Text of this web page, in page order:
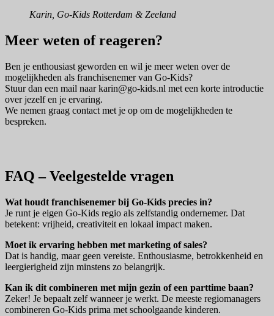
Karin, Go-Kids Rotterdam & Zeeland
Meer weten of reageren?
Ben je enthousiast geworden en wil je meer weten over de
mogelijkheden als franchisenemer van Go-Kids?
Stuur dan een mail naar karin@go-kids.nl met een korte introductie
over jezelf en je ervaring.
We nemen graag contact met je op om de mogelijkheden te
bespreken.
FAQ – Veelgestelde vragen
Wat houdt franchisenemer bij Go-Kids precies in?
Je runt je eigen Go-Kids regio als zelfstandig ondernemer. Dat
betekent: vrijheid, creativiteit en lokaal impact maken.
Moet ik ervaring hebben met marketing of sales?
Dat is handig, maar geen vereiste. Enthousiasme, betrokkenheid en
leergierigheid zijn minstens zo belangrijk.
Kan ik dit combineren met mijn gezin of een parttime baan?
Zeker! Je bepaalt zelf wanneer je werkt. De meeste regiomanagers
combineren Go-Kids prima met schoolgaande kinderen.